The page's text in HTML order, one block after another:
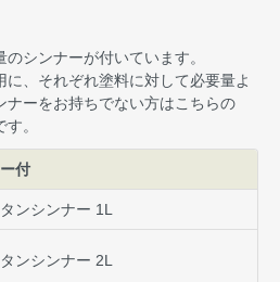
シンナーが付いています。
、それぞれ塗料に対して必要量よ
ナーをお持ちでない方はこちらの
。
付
ンシンナー 1L
ンシンナー 2L